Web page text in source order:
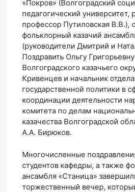
«Покров» (Волгоградский
педагогический университет,
профессор Путиловская В.В.),
фольклорный казачий
(руководители Дмитрий и
Поздравить Ольгу
Волгоградского казачьего
Кривенцев и начальник
государственной политики в
координации деятельности
комитета по делам
казачества Волгоградской
А.А. Бирюков.
Многочисленные
студентов кафедры, а также
ансамбля «Станица»
торжественный вечер,